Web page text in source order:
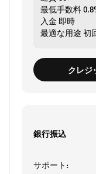
最低手数料
入金 即時
最適な用途 初
クレジ
銀行振込
サポート: